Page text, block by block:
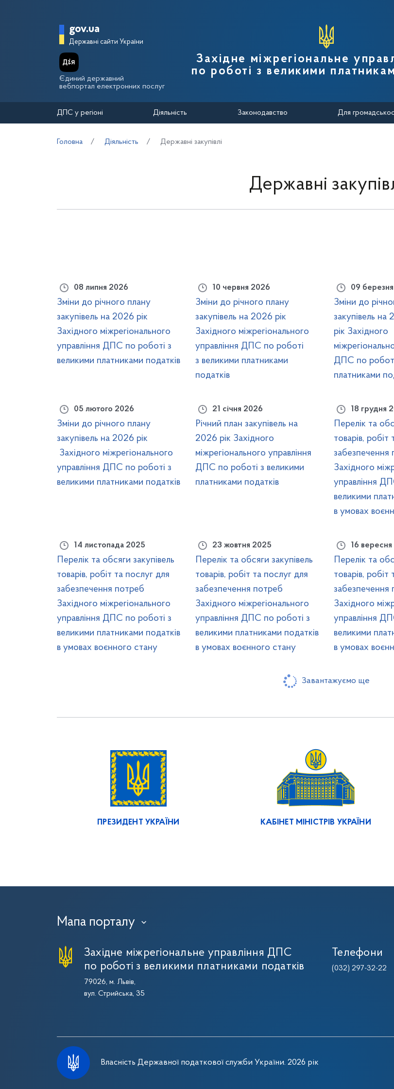
Головна сторінка Державної податкової служби
gov.ua
Державні сайти України
Єдиний державний
вебпортал електронних послуг
Західне міжрегіональне
по роботі з великими
ДПС у регіоні Діяльність Законодавство Для
Головна Діяльність Державні закупівлі
Державні
08 липня 2026
Зміни до річного плану
закупівель на 2026 рік
Західного міжрегіонального
управління ДПС по роботі з
великими платниками податків
10 червня 2026
Зміни до річного плану
закупівель на 2026 рік
Західного міжрегіонального
управління ДПС по роботі
з великими платниками
податків
09
Зміни до
закупівель на
рік Західного
ДПС по
платниками
05 лютого 2026
Зміни до річного плану
закупівель на 2026 рік
Західного міжрегіонального
управління ДПС по роботі з
великими платниками податків
21 січня 2026
Річний план закупівель на
2026 рік Західного
міжрегіонального управління
ДПС по роботі з великими
платниками податків
18 грудня
Перелік та
товарів,
забезпечення
Західного
управління
великими
в умовах
14 листопада 2025
Перелік та обсяги закупівель
товарів, робіт та послуг для
забезпечення потреб
Західного міжрегіонального
управління ДПС по роботі з
великими платниками податків
в умовах воєнного стану
23 жовтня 2025
Перелік та обсяги закупівель
товарів, робіт та послуг для
забезпечення потреб
Західного міжрегіонального
управління ДПС по роботі з
великими платниками податків
в умовах воєнного стану
16
Перелік та
товарів,
забезпечення
Західного
управління
великими
в умовах
Завантажуємо ще
ПРЕЗИДЕНТ УКРАЇНИ КАБІНЕТ МІНІСТРІВ УКРАЇНИ
Мапа порталу ›
Західне міжрегіональне управління ДПС
по роботі з великими платниками податків
79026, м. Львів,
вул. Стрийська, 35
Телефони
(032) 297-32-22
Власність Державної податкової служби України. 2026 рік